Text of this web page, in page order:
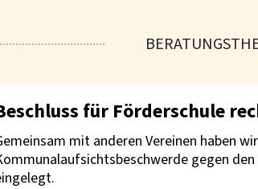
für Förderschule
mit anderen Vereinen haben wir
gegen